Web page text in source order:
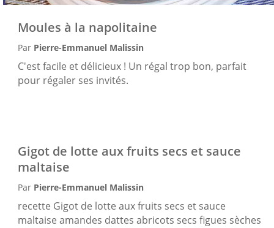
Moules à la napolitaine
Par Pierre-Emmanuel Malissin
C'est facile et délicieux ! Un régal trop bon, parfait
pour régaler ses invités.
Gigot de lotte aux fruits secs et sauce
maltaise
Par Pierre-Emmanuel Malissin
recette Gigot de lotte aux fruits secs et sauce
maltaise amandes dattes abricots secs figues sèches